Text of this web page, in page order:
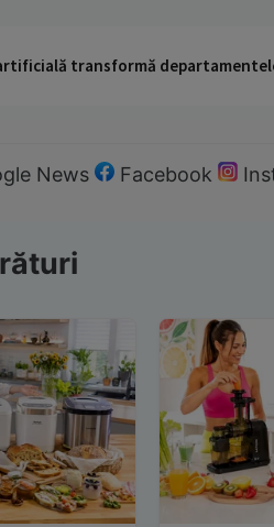
transformă
News Facebook